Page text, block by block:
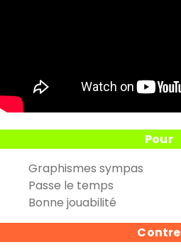
Pour
Graphismes sympas
Passe le temps
Bonne jouabilité
Contre